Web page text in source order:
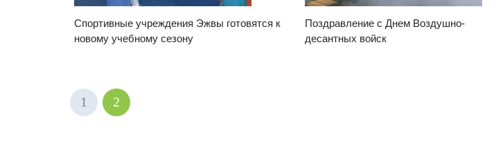
Спортивные учреждения Эжвы готовятся к
новому учебному сезону
Поздравление с Днем Воздушно-
десантных войск
1 2